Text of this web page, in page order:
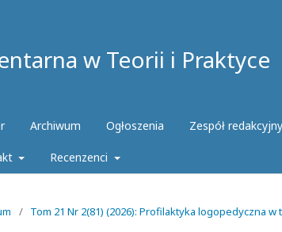
w Teorii i Praktyce
Archiwum Ogłoszenia Zespół redakcyjny
Recenzenci
/ Tom 21 Nr 2(81) (2026): Profilaktyka logopedyczna w